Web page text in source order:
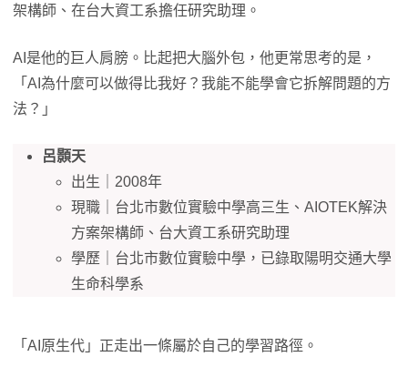
架構師、在台大資工系擔任研究助理。
AI是他的巨人肩膀。比起把大腦外包，他更常思考的是，
「AI為什麼可以做得比我好？我能不能學會它拆解問題的方
法？」
呂顥天
出生｜2008年
現職｜台北市數位實驗中學高三生、AIOTEK解決
方案架構師、台大資工系研究助理
學歷｜台北市數位實驗中學，已錄取陽明交通大學
生命科學系
「AI原生代」正走出一條屬於自己的學習路徑。